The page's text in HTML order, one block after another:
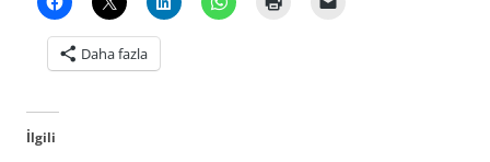
Daha fazla
İlgili